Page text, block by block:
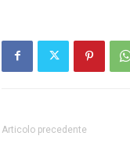
Articolo precedente